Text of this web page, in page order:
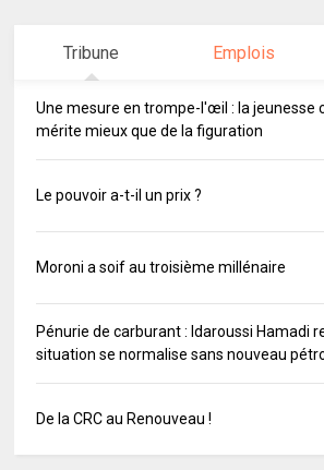
Tribune Emplois
Une mesure en trompe-l'œil : la jeunesse
mérite mieux que de la figuration
Le pouvoir a-t-il un prix ?
Moroni a soif au troisième millénaire
Pénurie de carburant : Idaroussi Hamadi
situation se normalise sans nouveau
De la CRC au Renouveau !